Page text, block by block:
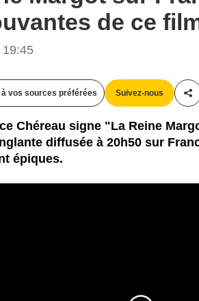
de ce
19:45
vos sources préférées Suivez-nous
Chéreau signe "La Reine
diffusée à 20h50 sur
épiques.